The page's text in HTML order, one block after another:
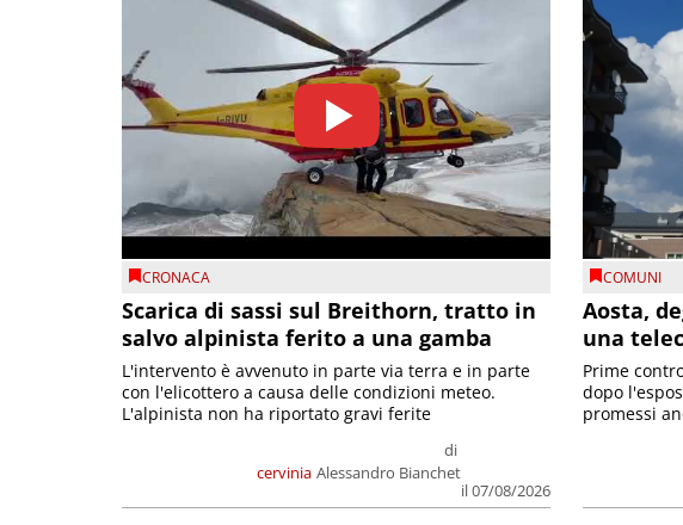
CRONACA
Scarica di sassi sul Breithorn, tratto in
salvo alpinista ferito a una gamba
cervinia
di
Alessandro Bianchet
il 07/08/2026
L'intervento è avvenuto in parte via terra e in parte
con l'elicottero a causa delle condizioni meteo.
L'alpinista non ha riportato gravi ferite
COMUNI
Aosta,
una
Prime
dopo
promessi